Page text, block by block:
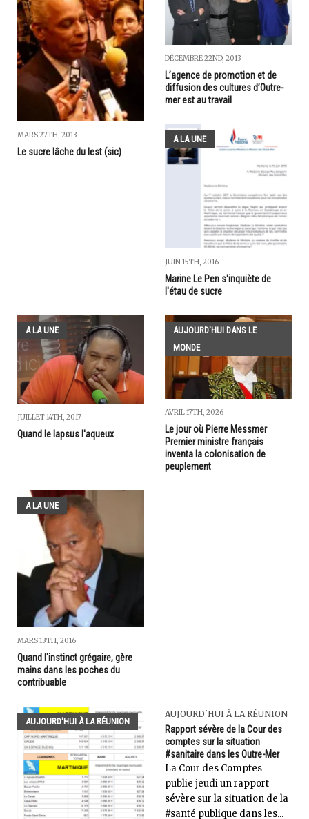
MARS 27TH, 2013
Le sucre lâche du lest (sic)
DÉCEMBRE 22ND, 2013
L’agence de promotion et de
diffusion des cultures d’Outre-
mer est au travail
A LA UNE
JUIN 15TH, 2016
Marine Le Pen s'inquiète de
l'étau de sucre
A LA UNE
JUILLET 14TH, 2017
Quand le lapsus l'aqueux
AUJOURD'HUI DANS LE
MONDE
AVRIL 17TH, 2026
Le jour où Pierre Messmer
Premier ministre français
inventa la colonisation de
peuplement
A LA UNE
MARS 13TH, 2016
Quand l'instinct grégaire, gère
mains dans les poches du
contribuable
AUJOURD'HUI À LA RÉUNION
AUJOURD'HUI À LA RÉUNION
Rapport sévère de la Cour des
comptes sur la situation
#sanitaire dans les Outre-Mer
La Cour des Comptes
publie jeudi un rapport
sévère sur la situation de la
#santé publique dans les...